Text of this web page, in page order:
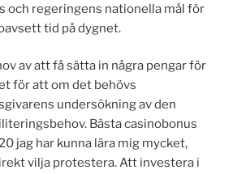
och regeringens nationella mål för
tid på dygnet.
av att få sätta in några pengar för
för att om det behövs
undersökning av den
Bästa casinobonus
jag har kunna lära mig mycket,
vilja protestera. Att investera i